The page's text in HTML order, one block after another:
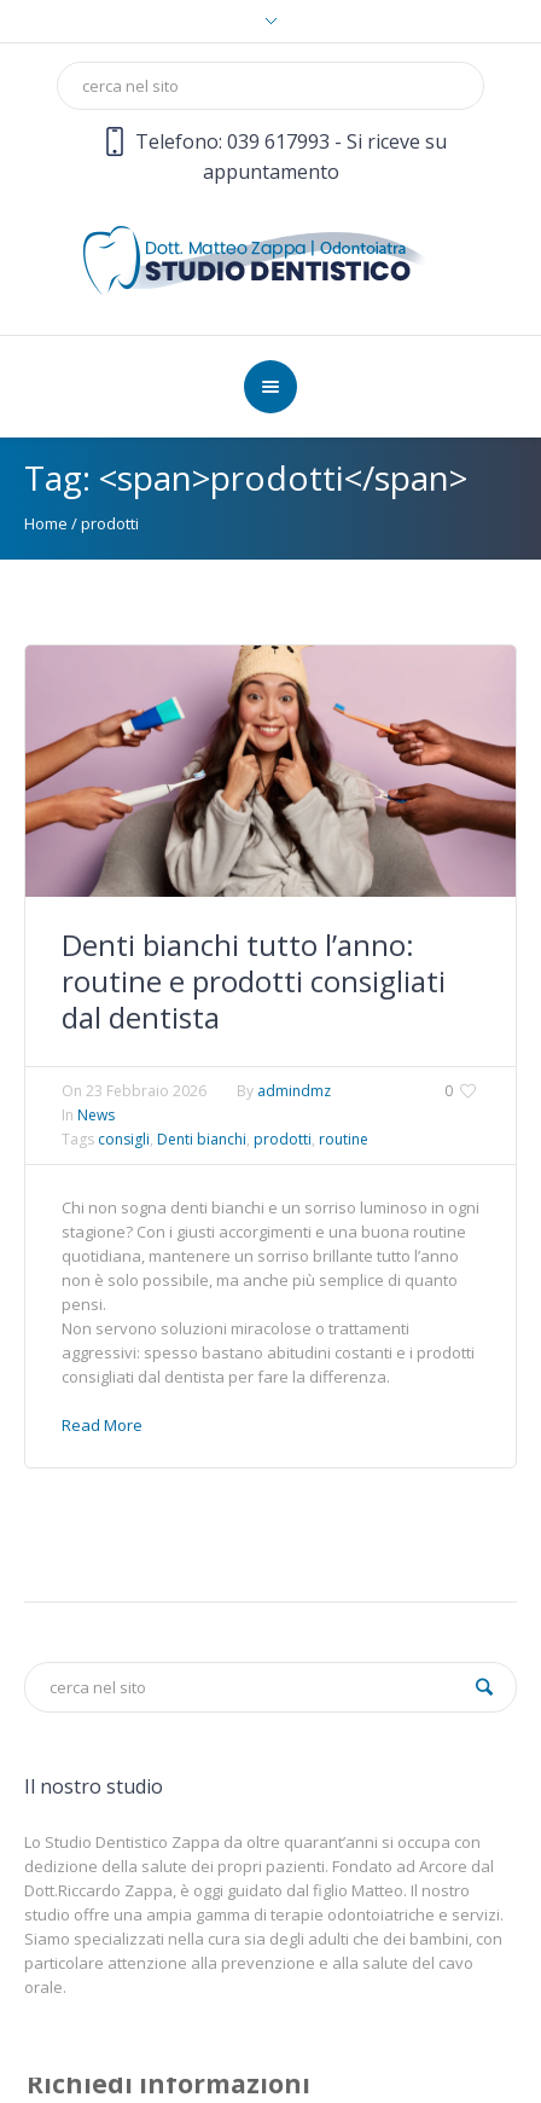
Telefono: 039 617993 - Si riceve su
appuntamento
Tag: <span>prodotti</span>
Home /prodotti
Denti bianchi tutto l’anno:
routine e prodotti consigliati
dal dentista
0
On 23 Febbraio 2026 By admindmz
In News
Tags consigli, Denti bianchi, prodotti, routine
Chi non sogna denti bianchi e un sorriso luminoso in ogni
stagione? Con i giusti accorgimenti e una buona routine
quotidiana, mantenere un sorriso brillante tutto l’anno
non è solo possibile, ma anche più semplice di quanto
pensi.
Non servono soluzioni miracolose o trattamenti
aggressivi: spesso bastano abitudini costanti e i prodotti
consigliati dal dentista per fare la differenza.
Read More
Il nostro studio
Lo Studio Dentistico Zappa da oltre quarant’anni si occupa con
dedizione della salute dei propri pazienti. Fondato ad Arcore dal
Dott.Riccardo Zappa, è oggi guidato dal figlio Matteo. Il nostro
studio offre una ampia gamma di terapie odontoiatriche e servizi.
Siamo specializzati nella cura sia degli adulti che dei bambini, con
particolare attenzione alla prevenzione e alla salute del cavo
orale.
Richiedi informazioni